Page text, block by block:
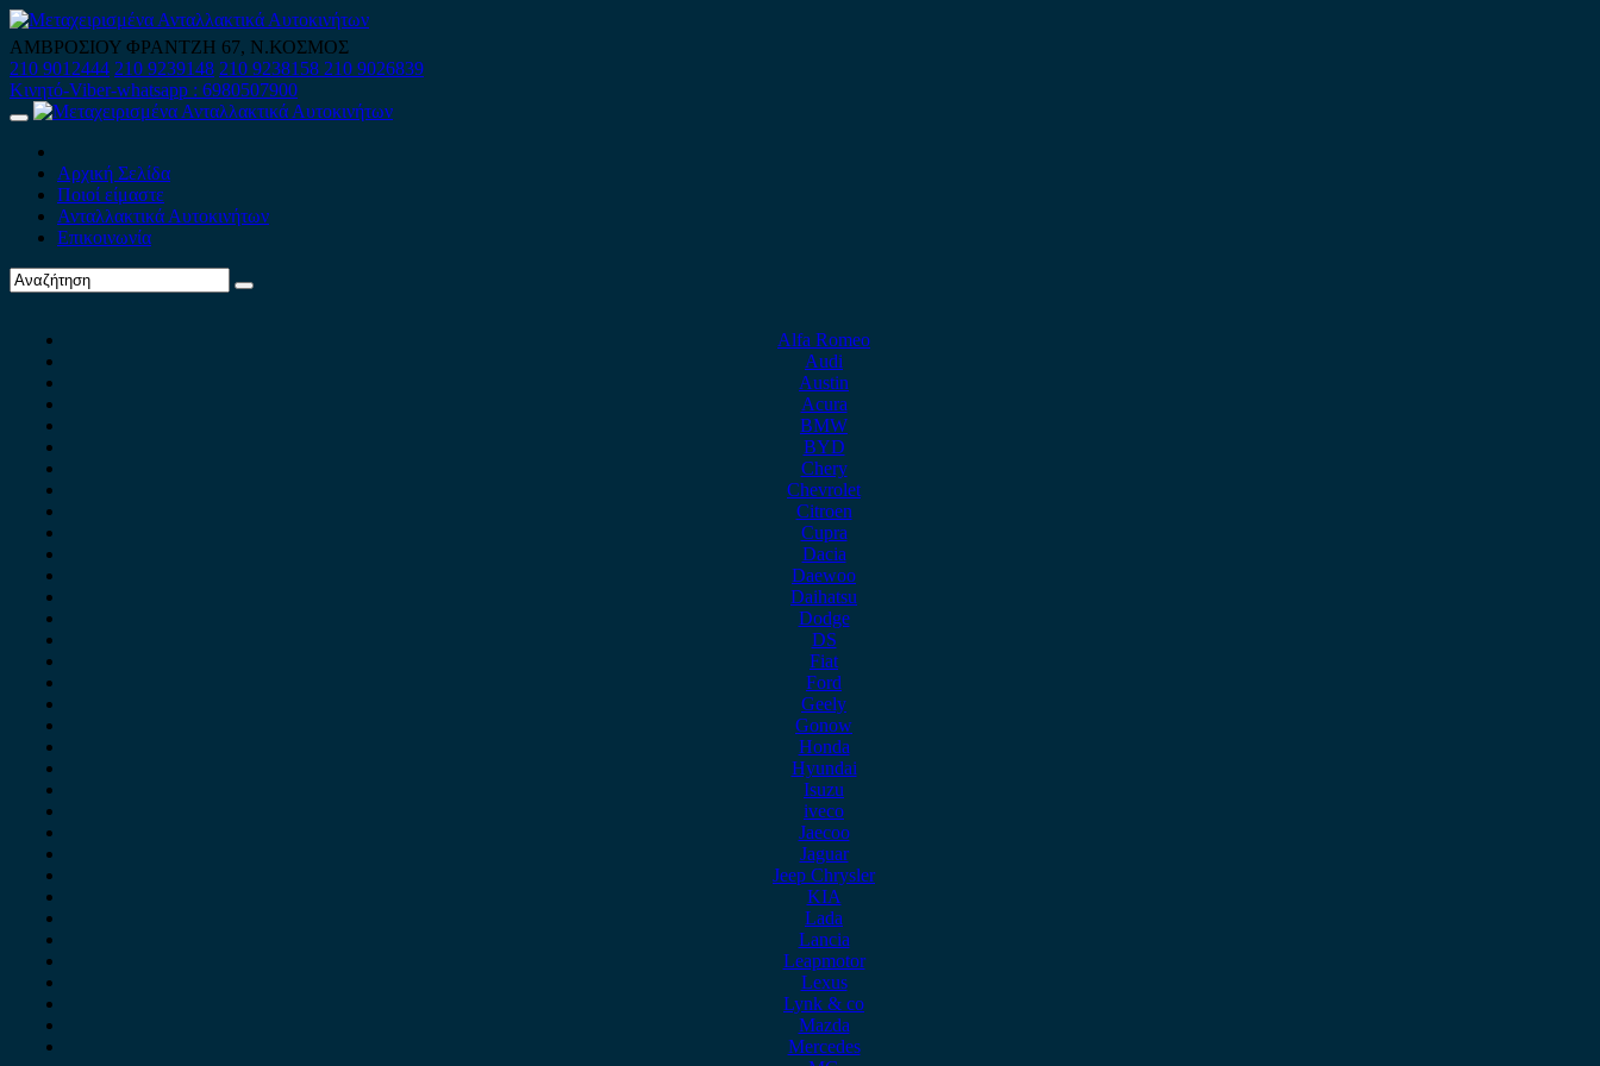
Skip
to
content
ΑΜΒΡΟΣΙΟΥ ΦΡΑΝΤΖΗ 67, Ν.ΚΟΣΜΟΣ
210 9012444 210 9239148 210 9238158 210 9026839
Κινητό-Viber-whatsapp : 6980507900
Primary
Αρχική Σελίδα
Ποιοί είμαστε
Ανταλλακτικά Αυτοκινήτων
Επικοινωνία
Alfa Romeo
Audi
Austin
Acura
BMW
BYD
Chery
Chevrolet
Citroen
Cupra
Dacia
Daewoo
Daihatsu
Dodge
DS
Fiat
Ford
Geely
Gonow
Honda
Hyundai
Isuzu
iveco
Jaecoo
Jaguar
Jeep Chrysler
KIA
Lada
Lancia
Leapmotor
Lexus
Lynk & co
Mazda
Mercedes